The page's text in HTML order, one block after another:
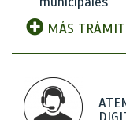
MÁS